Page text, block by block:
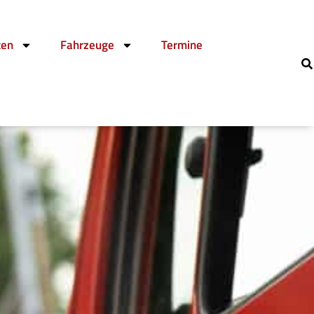
Fahrzeuge Termine